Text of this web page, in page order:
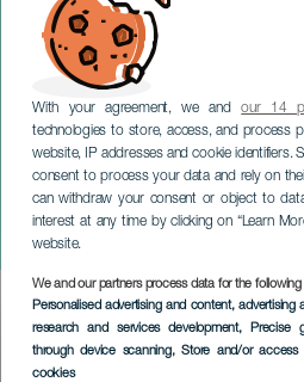
With your agreement, we andour 14
technologies to store, access, and process
website, IP addresses and cookie identifiers.
consent to process your data and rely on
can withdraw your consent or object to
interest at any time by clicking on “Learn
website.
We and our partners process data for the
Personalised advertising and content,
research and services development, Precise
through device scanning, Store and/or access
cookies
Beéle em
GRÃ-CANÁRIA
Imagen
Listado